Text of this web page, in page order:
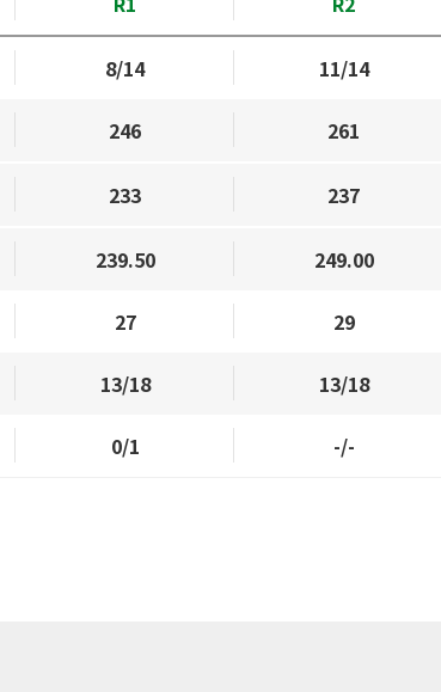
8/14 11/14
246 261
233 237
239.50 249.00
27 29
13/18 13/18
0/1 -/-